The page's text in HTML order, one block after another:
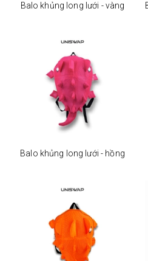
Balo khủng long lưới - vàng
Balo khủng long lưới - hồng